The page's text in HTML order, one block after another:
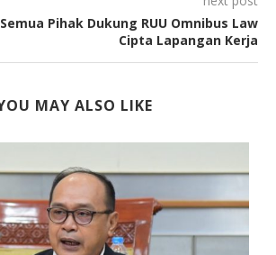
Pihak Dukung RUU Omnibus Law
Cipta Lapangan Kerja
MAY ALSO LIKE